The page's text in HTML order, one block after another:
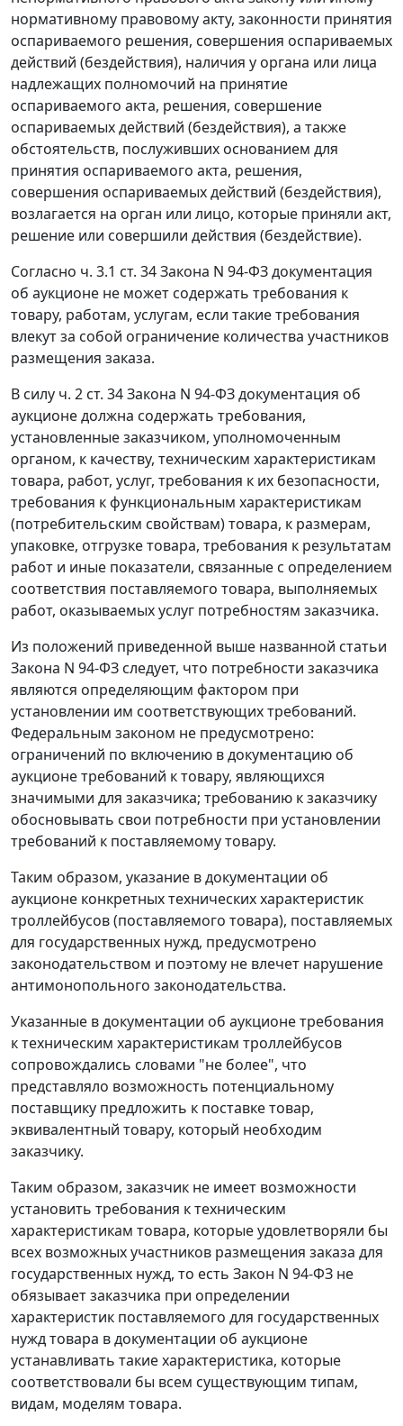
нормативному правовому акту, законности принятия
оспариваемого решения, совершения оспариваемых
действий (бездействия), наличия у органа или лица
надлежащих полномочий на принятие
оспариваемого акта, решения, совершение
оспариваемых действий (бездействия), а также
обстоятельств, послуживших основанием для
принятия оспариваемого акта, решения,
совершения оспариваемых действий (бездействия),
возлагается на орган или лицо, которые приняли акт,
решение или совершили действия (бездействие).
Согласно ч. 3.1 ст. 34Закона N 94-ФЗ документация
об аукционе не может содержать требования к
товару, работам, услугам, если такие требования
влекут за собой ограничение количества участников
размещения заказа.
В силу ч. 2 ст. 34Закона N 94-ФЗ документация об
аукционе должна содержать требования,
установленные заказчиком, уполномоченным
органом, к качеству, техническим характеристикам
товара, работ, услуг, требования к их безопасности,
требования к функциональным характеристикам
(потребительским свойствам) товара, к размерам,
упаковке, отгрузке товара, требования к результатам
работ и иные показатели, связанные с определением
соответствия поставляемого товара, выполняемых
работ, оказываемых услуг потребностям заказчика.
Из положений приведенной выше названной статьи
Закона N 94-ФЗ следует, что потребности заказчика
являются определяющим фактором при
установлении им соответствующих требований.
Федеральным законом не предусмотрено:
ограничений по включению в документацию об
аукционе требований к товару, являющихся
значимыми для заказчика; требованию к заказчику
обосновывать свои потребности при установлении
требований к поставляемому товару.
Таким образом, указание в документации об
аукционе конкретных технических характеристик
троллейбусов (поставляемого товара), поставляемых
для государственных нужд, предусмотрено
законодательством и поэтому не влечет нарушение
антимонопольного законодательства.
Указанные в документации об аукционе требования
к техническим характеристикам троллейбусов
сопровождались словами "не более", что
представляло возможность потенциальному
поставщику предложить к поставке товар,
эквивалентный товару, который необходим
заказчику.
Таким образом, заказчик не имеет возможности
установить требования к техническим
характеристикам товара, которые удовлетворяли бы
всех возможных участников размещения заказа для
государственных нужд, то есть Закон N 94-ФЗ не
обязывает заказчика при определении
характеристик поставляемого для государственных
нужд товара в документации об аукционе
устанавливать такие характеристика, которые
соответствовали бы всем существующим типам,
видам, моделям товара.